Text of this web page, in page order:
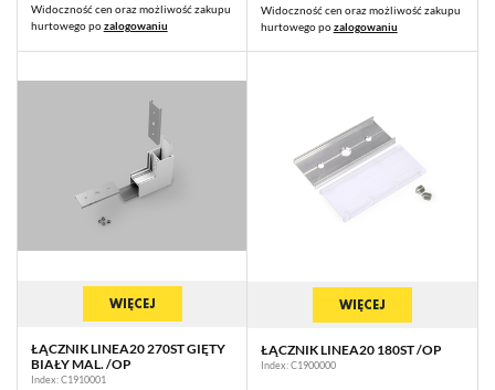
Widoczność cen oraz możliwość zakupu
hurtowego pozalogowaniu
Widoczność cen oraz możliwość zakupu
hurtowego pozalogowaniu
WIĘCEJ
ŁĄCZNIK LINEA20 270ST GIĘTY
BIAŁY MAL. /OP
Index: C1910001
WIĘCEJ
ŁĄCZNIK LINEA20 180ST /OP
Index: C1900000